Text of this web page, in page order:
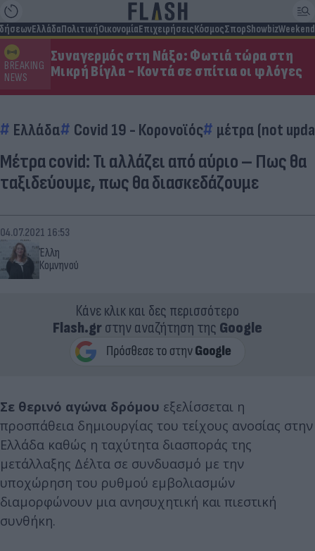
ΕλλάδαΠολιτικήΟικονομίαΕπιχειρήσειςΚόσμοςΣπορShowbizWeekend
BREAKING
NEWS
Συναγερμός στη Νάξο: Φωτιά τώρα στη
Μικρή Βίγλα - Κοντά σε σπίτια οι φλόγες
Ελλάδα Covid 19 - Κορονοϊός μέτρα (not
Μέτρα covid: Τι αλλάζει από αύριο – Πως θα
ταξιδεύουμε, πως θα διασκεδάζουμε
Έλλη
Κομνηνού
04.07.2021 16:53
Κάνε κλικ και δες περισσότερο
Flash.grστην αναζήτηση της Google
Σε θερινό αγώνα δρόμου εξελίσσεται η
προσπάθεια δημιουργίας του τείχους ανοσίας στην
Ελλάδα καθώς η ταχύτητα διασποράς της
μετάλλαξης Δέλτα σε συνδυασμό με την
υποχώρηση του ρυθμού εμβολιασμών
διαμορφώνουν μια ανησυχητική και πιεστική
συνθήκη.